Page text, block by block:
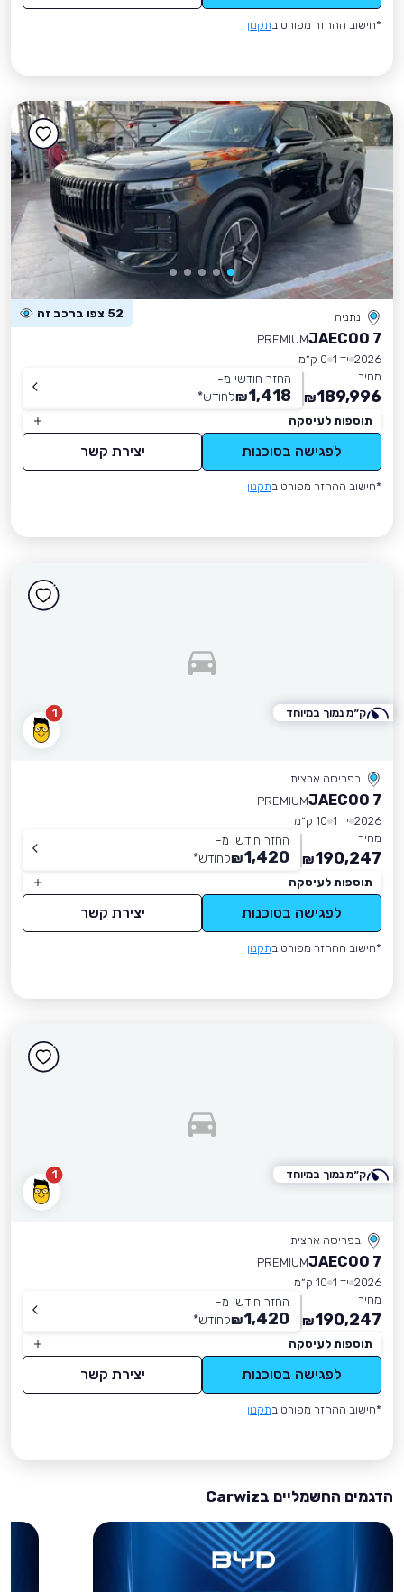
*חישוב ההחזר מפורט בתקנון
נתניה 52 צפו ברכב זה
JAECOO 7
PREMIUM
2026 יד 1
0 ק״מ
מחיר
189,996
₪
החזר חודשי מ-
1,418
₪לחודש*
תוספות לעיסקה
לפגישה בסוכנות יצירת קשר
*חישוב ההחזר מפורט בתקנון
1
בפריסה ארצית
JAECOO 7
PREMIUM
2026 יד 1
10 ק״מ
מחיר
190,247
₪
החזר חודשי מ-
1,420
₪לחודש*
תוספות לעיסקה
לפגישה בסוכנות יצירת קשר
*חישוב ההחזר מפורט בתקנון
ק״מ נמוך במיוחד
1
בפריסה ארצית
JAECOO 7
PREMIUM
2026 יד 1
10 ק״מ
מחיר
190,247
₪
החזר חודשי מ-
1,420
₪לחודש*
תוספות לעיסקה
לפגישה בסוכנות יצירת קשר
*חישוב ההחזר מפורט בתקנון
ק״מ נמוך במיוחד
הדגמים החשמליים בCarwiz